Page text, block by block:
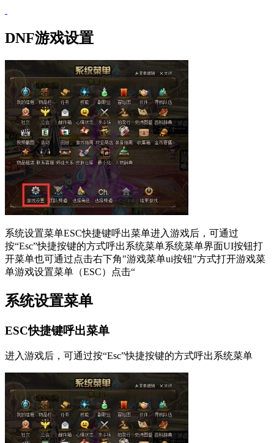
DNF游戏设置
系统设置菜单ESC快捷键呼出菜单进入游戏后，可通过
按“Esc”快捷按键的方式呼出系统菜单系统菜单界面UI按钮打
开菜单也可通过点击右下角"游戏菜单ui按钮"方式打开游戏菜
单游戏设置菜单（ESC）点击“
系统设置菜单
ESC快捷键呼出菜单
进入游戏后，可通过按“Esc”快捷按键的方式呼出系统菜单